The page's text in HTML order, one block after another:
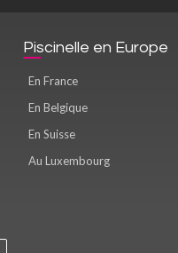
Piscinelle en Europe
En France
En Belgique
En Suisse
Au Luxembourg